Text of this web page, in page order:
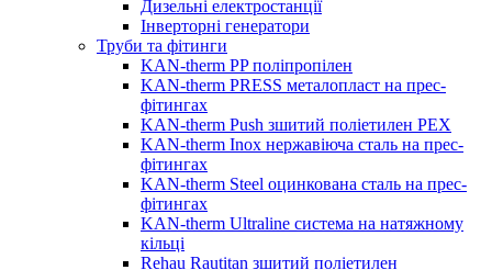
Дизельні електростанції
Інверторні генератори
Труби та фітинги
KAN-therm PP поліпропілен
KAN-therm PRESS металопласт на прес-
фітингах
KAN-therm Push зшитий поліетилен PEX
KAN-therm Inox нержавіюча сталь на прес-
фітингах
KAN-therm Steel оцинкована сталь на прес-
фітингах
KAN-therm Ultraline система на натяжному
кільці
Rehau Rautitan зшитий поліетилен